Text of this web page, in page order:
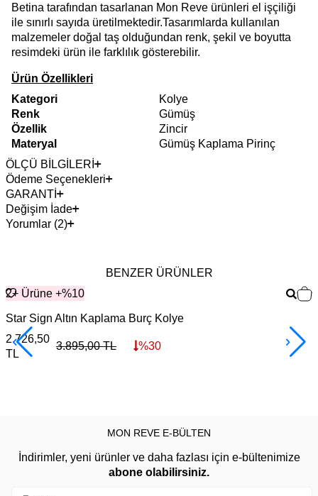
Betina tarafından tasarlanan Mon Reve ürünleri el işçiliği
ile sınırlı sayıda üretilmektedir.Tasarımlarda kullanılan
malzemeler doğal taş olduğundan renk, şekil ve boyutta
resimdeki ürün ile farklılık gösterebilir.
Ürün Özellikleri
Kategori
Kolye
Renk
Gümüş
Özellik
Zincir
Materyal
Gümüş Kaplama Pirinç
ÖLÇÜ BİLGİLERİ
Ödeme Seçenekleri
GARANTİ
Değişim İade
Yorumlar (2)
BENZER ÜRÜNLER
2+ Ürüne +%10
Star Sign Altın Kaplama Burç Kolye
2.726,50
TL
3.895,00TL %30
MON REVE E-BÜLTEN
İndirimler, yeni ürünler ve daha fazlası için e-bültenimize
abone olabilirsiniz.